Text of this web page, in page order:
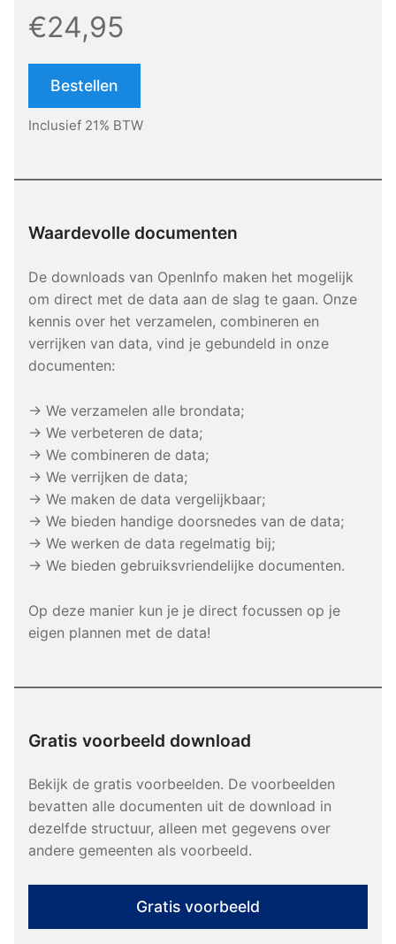
€24,95
Bestellen
Inclusief 21% BTW
Waardevolle documenten
De downloads van OpenInfo maken het mogelijk
om direct met de data aan de slag te gaan. Onze
kennis over het verzamelen, combineren en
verrijken van data, vind je gebundeld in onze
documenten:
→ We verzamelen alle brondata;
→ We verbeteren de data;
→ We combineren de data;
→ We verrijken de data;
→ We maken de data vergelijkbaar;
→ We bieden handige doorsnedes van de data;
→ We werken de data regelmatig bij;
→ We bieden gebruiksvriendelijke documenten.
Op deze manier kun je je direct focussen op je
eigen plannen met de data!
Gratis voorbeeld download
Bekijk de gratis voorbeelden. De voorbeelden
bevatten alle documenten uit de download in
dezelfde structuur, alleen met gegevens over
andere gemeenten als voorbeeld.
Gratis voorbeeld